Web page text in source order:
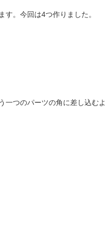
。今回は4つ作りました。
つのパーツの角に差し込む